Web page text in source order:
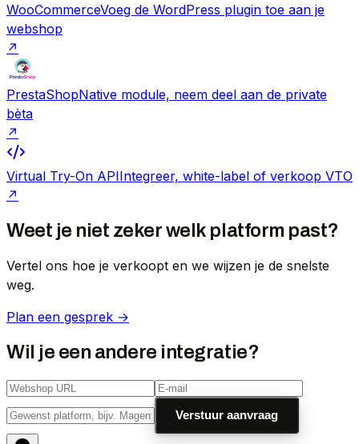
WooCommerceVoeg de WordPress plugin toe aan je
webshop
↗
PrestaShopNative module, neem deel aan de private
bèta
↗
Virtual Try-On APIIntegreer, white-label of verkoop VTO
↗
Weet je niet zeker welk platform past?
Vertel ons hoe je verkoopt en we wijzen je de snelste
weg.
Plan een gesprek →
Wil je een andere integratie?
Verstuur aanvraag